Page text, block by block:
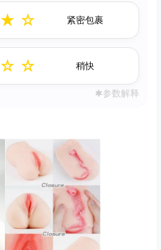
★ ☆ 紧密包裹
☆ ☆ 稍快
✱参数解释